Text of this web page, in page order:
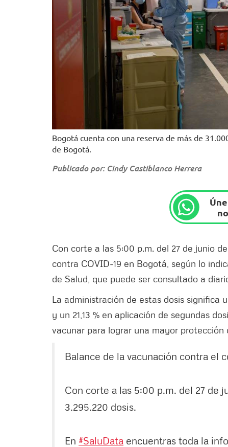
Bogotá cuenta con una reserva de más de
de Bogotá.
Publicado por: Cindy Castiblanco Herrera
Con corte a las 5:00 p.m. del 27 de junio
contra COVID-19 en Bogotá, según lo
de Salud, que puede ser consultado a
La administración de estas dosis significa
y un 21,13 % en aplicación de segundas
vacunar para lograr una mayor protección
Balance de la vacunación contra el
Con corte a las 5:00 p.m. del 27 de
3.295.220 dosis.
En #SaluData encuentras toda la